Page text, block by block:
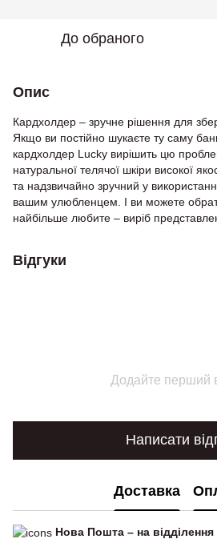
До обраного
Опис
Кардхолдер – зручне рішення для
Якщо ви постійно шукаєте ту саму
кардхолдер Lucky вирішить цю
натуральної телячої шкіри високої
та надзвичайно зручний у
вашим улюбленцем. І ви можете
найбільше любите – виріб
Відгуки
Додайте перший
Написати
Доставка
Нова Пошта – на